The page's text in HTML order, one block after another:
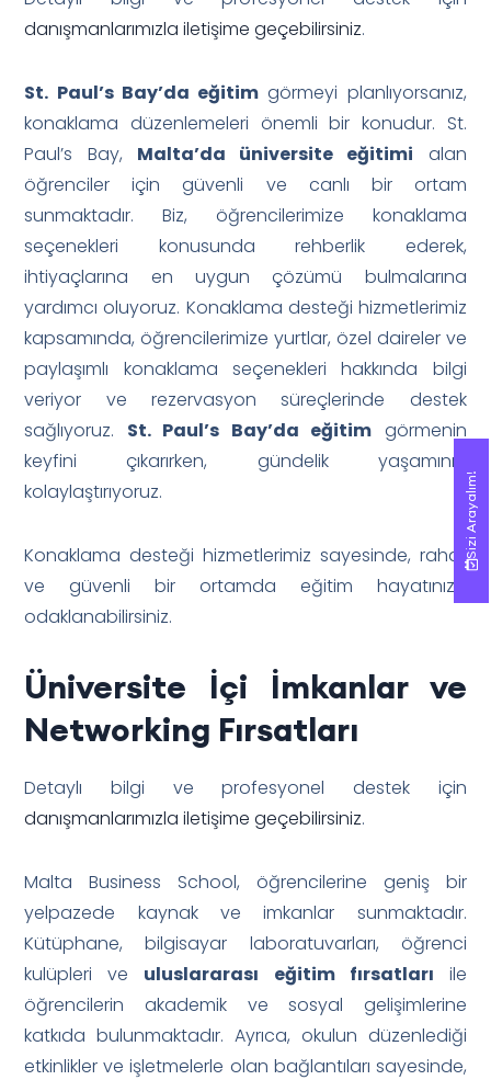
danışmanlarımızla iletişime geçebilirsiniz.
St. Paul’s Bay’da eğitim görmeyi planlıyorsanız,
konaklama düzenlemeleri önemli bir konudur. St.
Paul’s Bay, Malta’da üniversite eğitimi alan
öğrenciler için güvenli ve canlı bir ortam
sunmaktadır. Biz, öğrencilerimize konaklama
seçenekleri konusunda rehberlik ederek,
ihtiyaçlarına en uygun çözümü bulmalarına
yardımcı oluyoruz. Konaklama desteği hizmetlerimiz
kapsamında, öğrencilerimize yurtlar, özel daireler ve
paylaşımlı konaklama seçenekleri hakkında bilgi
veriyor ve rezervasyon süreçlerinde destek
sağlıyoruz. St. Paul’s Bay’da eğitim görmenin
keyfini çıkarırken, gündelik yaşamınızı
kolaylaştırıyoruz.
Konaklama desteği hizmetlerimiz sayesinde, rahat
ve güvenli bir ortamda eğitim hayatınıza
odaklanabilirsiniz.
Üniversite İçi İmkanlar ve
Networking Fırsatları
Detaylı bilgi ve profesyonel destek için
danışmanlarımızla iletişime geçebilirsiniz.
Malta Business School, öğrencilerine geniş bir
yelpazede kaynak ve imkanlar sunmaktadır.
Kütüphane, bilgisayar laboratuvarları, öğrenci
kulüpleri ve uluslararası eğitim fırsatları ile
öğrencilerin akademik ve sosyal gelişimlerine
katkıda bulunmaktadır. Ayrıca, okulun düzenlediği
etkinlikler ve işletmelerle olan bağlantıları sayesinde,
Sizi Arayalım!
Sizi Arayalım!